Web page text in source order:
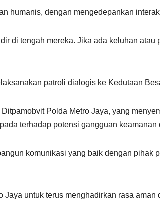
humanis, dengan mengedepankan
di tengah mereka. Jika ada keluhan
patroli dialogis ke Kedutaan
Polda Metro Jaya, yang
terhadap potensi gangguan keamanan
komunikasi yang baik dengan pihak
untuk terus menghadirkan rasa aman